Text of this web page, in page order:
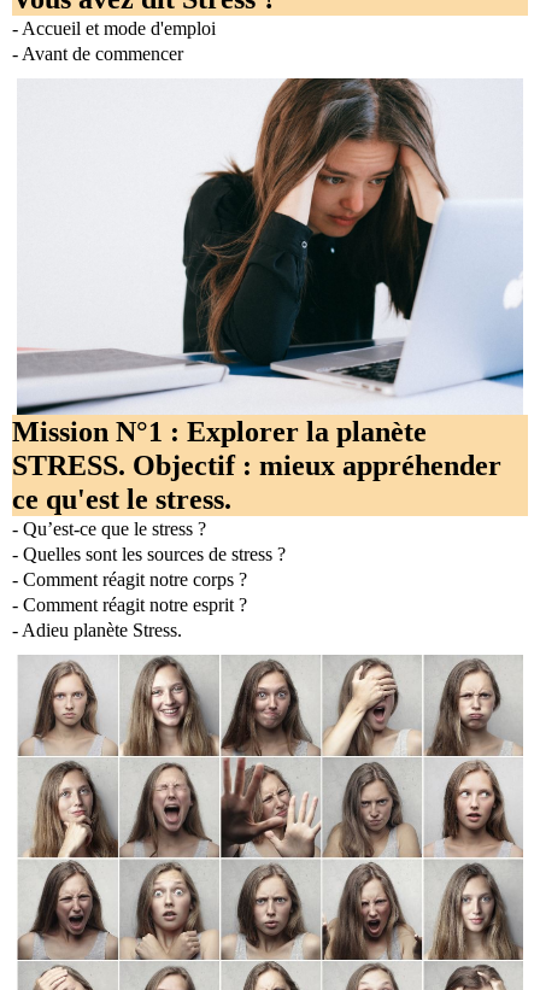
- Accueil et mode d'emploi
- Avant de commencer
Mission N°1 : Explorer la planète
STRESS. Objectif : mieux appréhender
ce qu'est le stress.
- Qu’est-ce que le stress ?
- Quelles sont les sources de stress ?
- Comment réagit notre corps ?
- Comment réagit notre esprit ?
- Adieu planète Stress.